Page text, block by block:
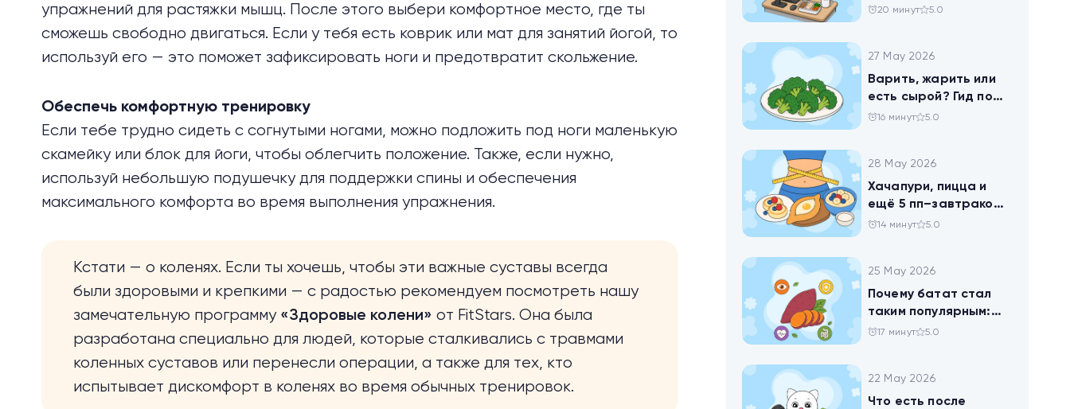
упражнений для растяжки мышц. После этого выбери комфортное место, где ты
сможешь свободно двигаться. Если у тебя есть коврик или мат для занятий йогой, то
используй его — это поможет зафиксировать ноги и предотвратит скольжение.
Обеспечь комфортную тренировку
Если тебе трудно сидеть с согнутыми ногами, можно подложить под ноги маленькую
скамейку или блок для йоги, чтобы облегчить положение. Также, если нужно,
используй небольшую подушечку для поддержки спины и обеспечения
максимального комфорта во время выполнения упражнения.
Кстати — о коленях. Если ты хочешь, чтобы эти важные суставы всегда
были здоровыми и крепкими — с радостью рекомендуем посмотреть нашу
замечательную программу «Здоровые колени» от FitStars. Она была
разработана специально для людей, которые сталкивались с травмами
коленных суставов или перенесли операции, а также для тех, кто
испытывает дискомфорт в коленях во время обычных тренировок.
для офисников,
20 минут 5.0
27 May 2026
Варить, жарить или
есть сырой? Гид по
брокколи
16 минут 5.0
28 May 2026
Хачапури, пицца и
ещё 5 пп–завтраков,
чтобы набрать
14 минут 5.0
25 May 2026
Почему батат стал
таким популярным:
всё о пользе
17 минут 5.0
22 May 2026
Что есть после